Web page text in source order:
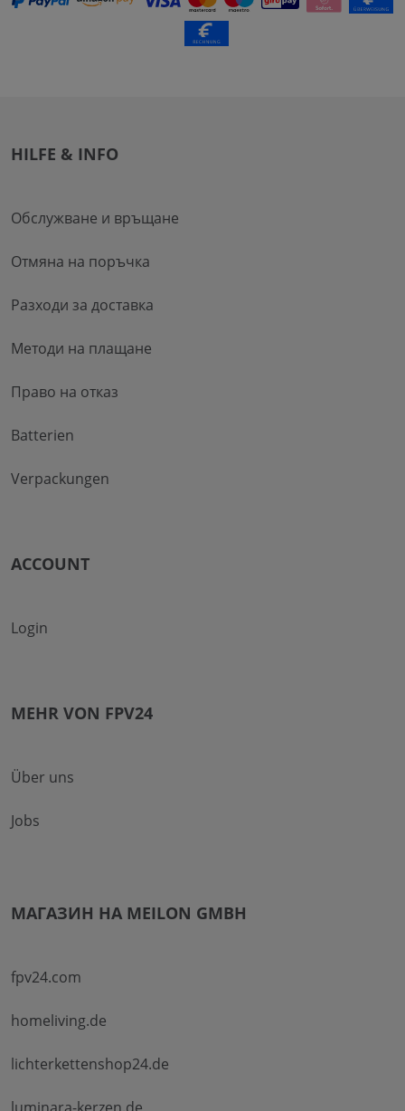
HILFE & INFO
Обслужване и връщане
Отмяна на поръчка
Разходи за доставка
Методи на плащане
Право на отказ
Batterien
Verpackungen
ACCOUNT
Login
MEHR VON FPV24
Über uns
Jobs
МАГАЗИН НА MEILON GMBH
fpv24.com
homeliving.de
lichterkettenshop24.de